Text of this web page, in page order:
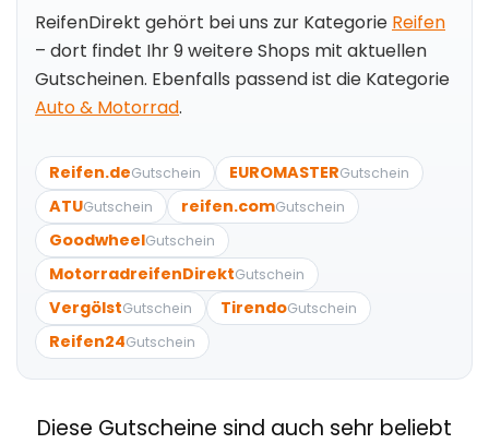
ReifenDirekt gehört bei uns zur Kategorie Reifen
– dort findet Ihr 9 weitere Shops mit aktuellen
Gutscheinen. Ebenfalls passend ist die Kategorie
Auto & Motorrad.
Reifen.deGutschein EUROMASTERGutschein
ATUGutschein reifen.comGutschein
GoodwheelGutschein
MotorradreifenDirektGutschein
VergölstGutschein TirendoGutschein
Reifen24Gutschein
Diese Gutscheine sind auch sehr beliebt